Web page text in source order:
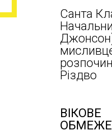
Санта
Різдво
ВІКОВЕ